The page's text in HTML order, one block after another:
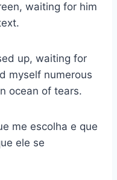
waiting for him
up, waiting for
myself numerous
ocean of tears.
me escolha e que
ele se